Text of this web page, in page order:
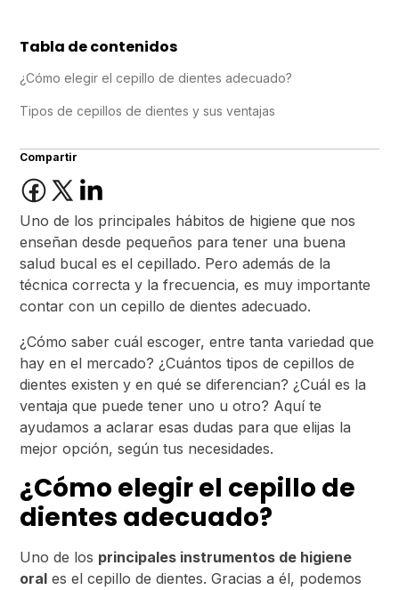
Tabla de contenidos
¿Cómo elegir el cepillo de dientes adecuado?
Tipos de cepillos de dientes y sus ventajas
Compartir
Uno de los principales hábitos de higiene que nos
enseñan desde pequeños para tener una buena
salud bucal es el cepillado. Pero además de la
técnica correcta y la frecuencia, es muy importante
contar con un cepillo de dientes adecuado.
¿Cómo saber cuál escoger, entre tanta variedad que
hay en el mercado? ¿Cuántos tipos de cepillos de
dientes existen y en qué se diferencian? ¿Cuál es la
ventaja que puede tener uno u otro? Aquí te
ayudamos a aclarar esas dudas para que elijas la
mejor opción, según tus necesidades.
¿Cómo elegir el cepillo de
dientes adecuado?
Uno de los principales instrumentos de higiene
oral es el cepillo de dientes. Gracias a él, podemos